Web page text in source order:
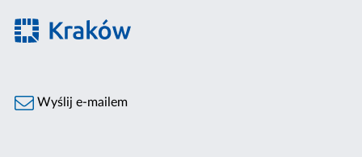
Wyślij e-mailem